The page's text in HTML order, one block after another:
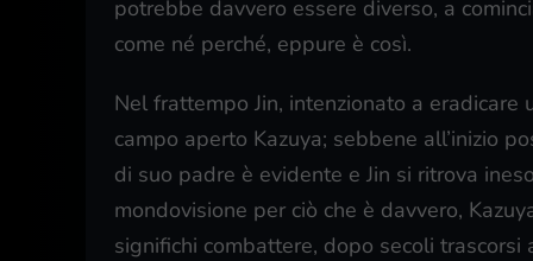
potrebbe davvero essere diverso, a
come né perché, eppure è così.
Nel frattempo Jin, intenzionato a
campo aperto Kazuya; sebbene all’inizio
di suo padre è evidente e Jin si ritrova
mondovisione per ciò che è davvero,
significhi combattere, dopo secoli